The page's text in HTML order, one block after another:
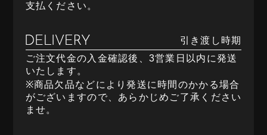
支払ください。
引き渡し時期
ご注文代金の入金確認後、3営業日以内に発送
いたします。
※商品欠品などにより発送に時間のかかる場合
がございますので、あらかじめご了承ください
ませ。